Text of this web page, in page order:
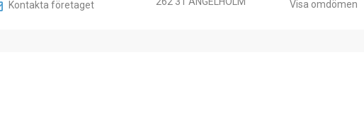
Kontakta företaget
Visa omdömen